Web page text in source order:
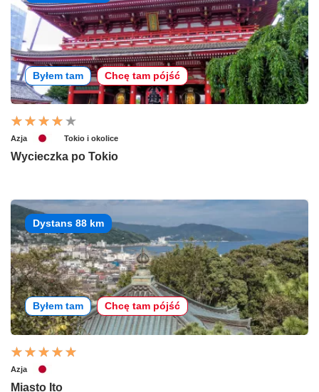
Byłem tam Chcę tam pójść
Azja Tokio i okolice
Wycieczka po Tokio
Dystans 88 km
Byłem tam Chcę tam pójść
Azja
Miasto Ito